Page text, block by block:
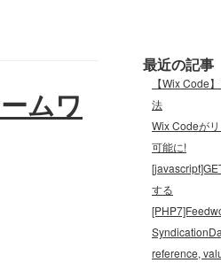
ムワ
最近の記事
【Wix Code
法
Wix Codeが
可能に!
する
reference,